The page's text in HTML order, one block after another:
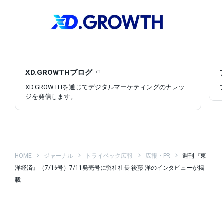
HOME ジャーナル トライベック広報 広報・PR
週刊『東
洋経済』（7/16号）7/11発売号に弊社社長 後藤 洋のインタビューが掲
載
XD.GROWTHブログ
XD.GROWTHを通じてデジタルマーケティングのナレッ
ジを発信します。